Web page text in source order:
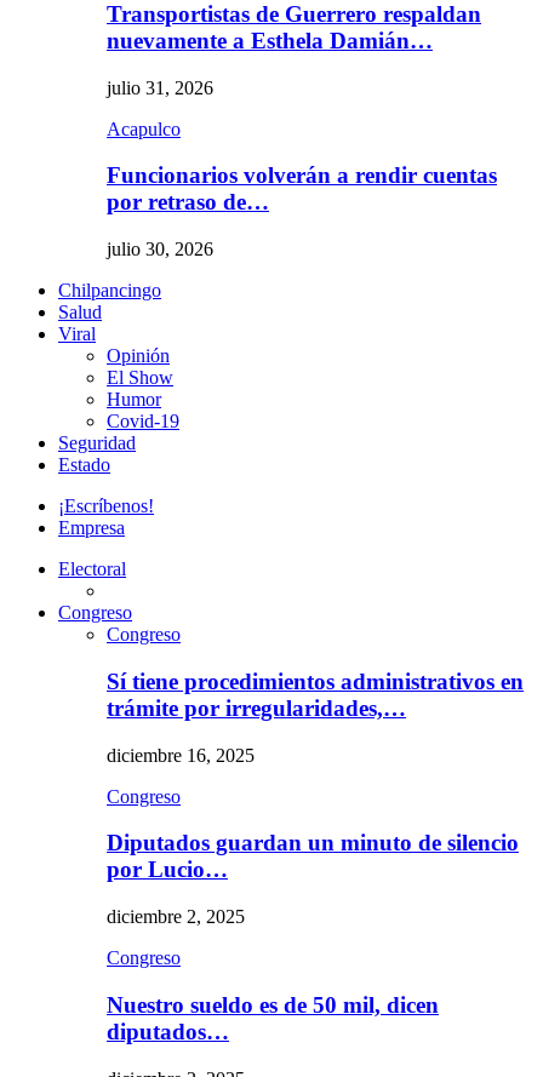
Transportistas de Guerrero respaldan
nuevamente a Esthela Damián…
julio 31, 2026
Acapulco
Funcionarios volverán a rendir cuentas
por retraso de…
julio 30, 2026
Chilpancingo
Salud
Viral
Opinión
El Show
Humor
Covid-19
Seguridad
Estado
¡Escríbenos!
Empresa
Electoral
Congreso
Congreso
Sí tiene procedimientos administrativos en
trámite por irregularidades,…
diciembre 16, 2025
Congreso
Diputados guardan un minuto de silencio
por Lucio…
diciembre 2, 2025
Congreso
Nuestro sueldo es de 50 mil, dicen
diputados…